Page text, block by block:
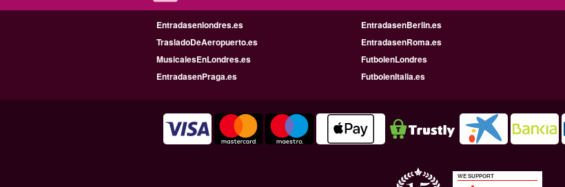
Entradasenlondres.es EntradasenBerlin.es
TrasladoDeAeropuerto.es
EntradasenRoma.es
MusicalesEnLondres.es
FutbolenLondres
EntradasenPraga.es
FutbolenItalia.es
WE SUPPORT